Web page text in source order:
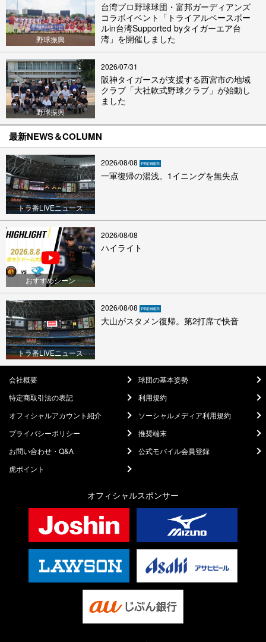
野球振興
台湾プロ野球球団・富邦ガーディアンズ
コラボイベント「トライアルベースボー
ルin台湾Supported byタイガーエア台
湾」を開催しました
野球振興
2026/07/31
阪神タイガースが支援する西宮市の地域
クラブ「大社軟式野球クラブ」が始動し
ました
最新NEWS＆COLUMN
トラ番LIVEニュース
2026/08/08
一軍復帰の湯浅。1イニングを無失点
おすすめシーン
2026/08/08
ハイライト
トラ番LIVEニュース
2026/08/08
大山がスタメン復帰。第2打席で快音
会社概要
球団の基本姿勢
特定商取引法の表記
利用規約
オフィシャルアカウント紹介
ソーシャルメディア利用規約
プライバシーポリシー
推奨端末
お問い合わせ・Q&A
公式モバイル会員登録
虎ポイント
オフィシャルスポンサー